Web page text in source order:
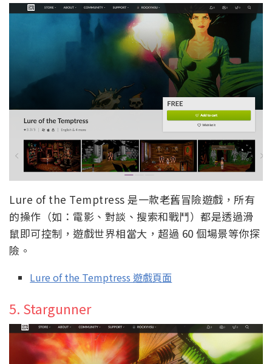
Lure of the Temptress 是一款老舊冒險遊戲，所有
的操作（如：電影、對談、搜索和戰鬥）都是透過滑
鼠即可控制，遊戲世界相當大，超過 60 個場景等你探
險。
Lure of the Temptress 遊戲頁面
5. Stargunner